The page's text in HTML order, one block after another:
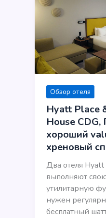
Обзор отеля
Hyatt Place
House
хороший
хреновый
Два отеля Hyatt
выполняют
утилитарную
нужен
бесплатный